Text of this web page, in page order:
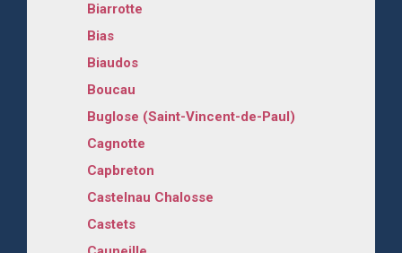
Biarrotte
Bias
Biaudos
Boucau
Buglose (Saint-Vincent-de-Paul)
Cagnotte
Capbreton
Castelnau Chalosse
Castets